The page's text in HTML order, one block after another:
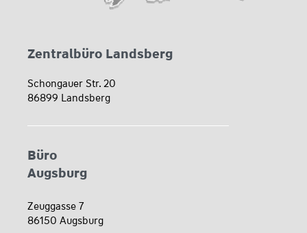
Zentralbüro Landsberg
Schongauer Str. 20
86899 Landsberg
Büro
Augsburg
Zeuggasse 7
86150 Augsburg